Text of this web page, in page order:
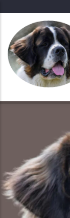
tartalomra